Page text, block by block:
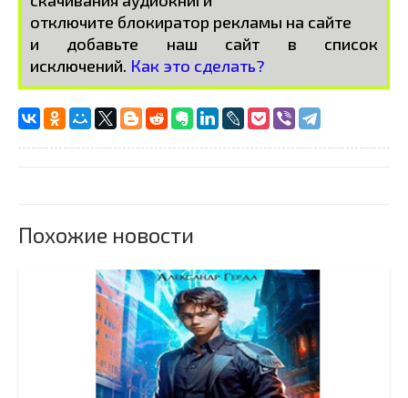
отключите блокиратор рекламы на сайте
и добавьте наш сайт в список
исключений. Как это сделать?
Похожие новости